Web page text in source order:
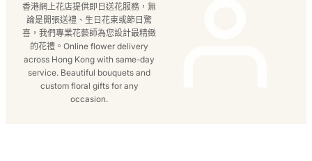
香港網上花店提供即日送花服務，無
論是開張送禮、生日花束或節日驚
喜，我們專業花藝師為您設計最精緻
的花禮。Online flower delivery
across Hong Kong with same-day
service. Beautiful bouquets and
custom floral gifts for any
occasion.